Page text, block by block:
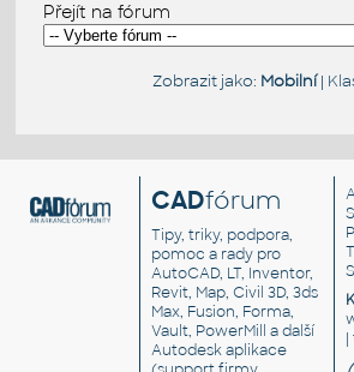
Přejít na fórum
Zobrazit jako: Mobilní|
CADfórum
Tipy, triky, podpora,
pomoc a rady pro
AutoCAD, LT, Inventor,
Revit, Map, Civil 3D, 3ds
Max, Fusion, Forma,
Vault, PowerMill a další
Autodesk aplikace
|